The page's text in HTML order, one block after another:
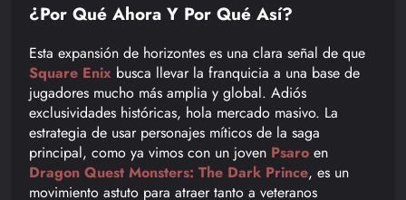
¿Por Qué Ahora Y Por Qué Así?
Esta expansión de horizontes es una clara señal de que
Square Enix busca llevar la franquicia a una base de
jugadores mucho más amplia y global. Adiós
exclusividades históricas, hola mercado masivo. La
estrategia de usar personajes míticos de la saga
principal, como ya vimos con un joven Psaro en
Dragon Quest Monsters: The Dark Prince, es un
movimiento astuto para atraer tanto a veteranos